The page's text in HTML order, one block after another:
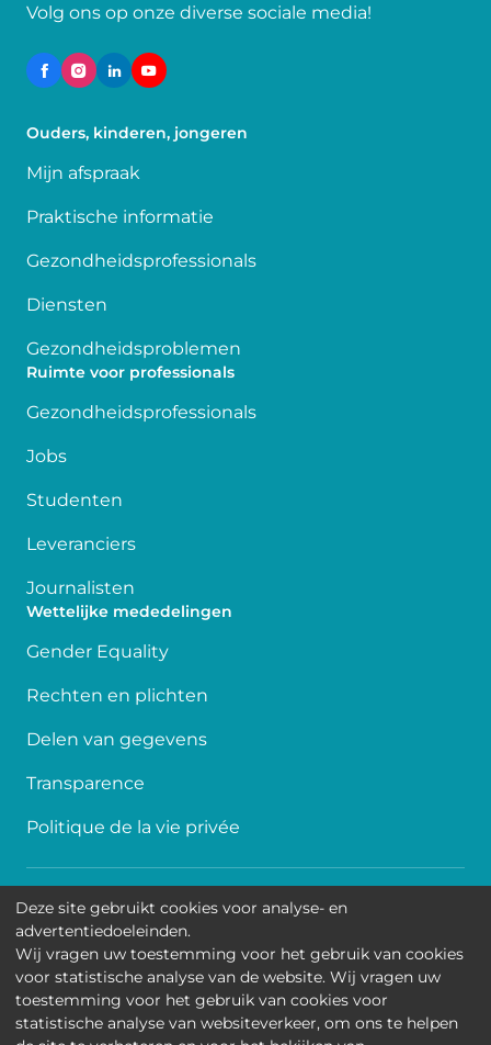
Volg ons op onze diverse sociale media!
Ouders, kinderen, jongeren
Mijn afspraak
Praktische informatie
Gezondheidsprofessionals
Diensten
Gezondheidsproblemen
Ruimte voor professionals
Gezondheidsprofessionals
Jobs
Studenten
Leveranciers
Journalisten
Wettelijke mededelingen
Gender Equality
Rechten en plichten
Delen van gegevens
Transparence
Politique de la vie privée
Toegankelijkheid
Contact
Cookies
Wettelijke mededelingen
Deze site gebruikt cookies voor analyse- en
advertentiedoeleinden.
Wij vragen uw toestemming voor het gebruik van cookies
voor statistische analyse van de website. Wij vragen uw
toestemming voor het gebruik van cookies voor
statistische analyse van websiteverkeer, om ons te helpen